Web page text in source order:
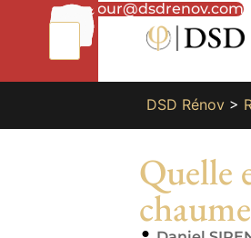
01
87
65
49
bonjour@dsdrenov.com
DSD Rénov >
Quelle